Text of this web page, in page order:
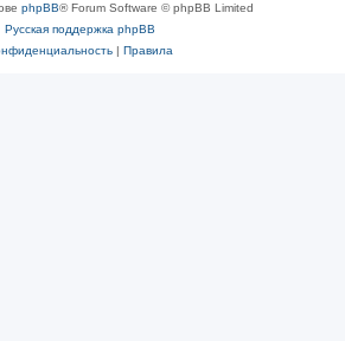
phpBB® Forum Software © phpBB Limited
Русская поддержка phpBB
| Правила